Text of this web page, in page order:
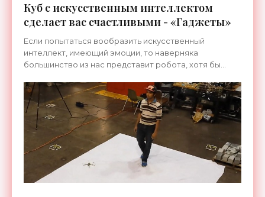
Куб с искусственным интеллектом
сделает вас счастливыми - «Гаджеты»
Если попытаться вообразить искусственный
интеллект, имеющий эмоции, то наверняка
большинство из нас представит робота, хотя бы
3PO из фильмов Джорджа